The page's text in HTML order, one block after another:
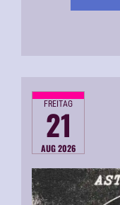
FREITAG
21
AUG 2026